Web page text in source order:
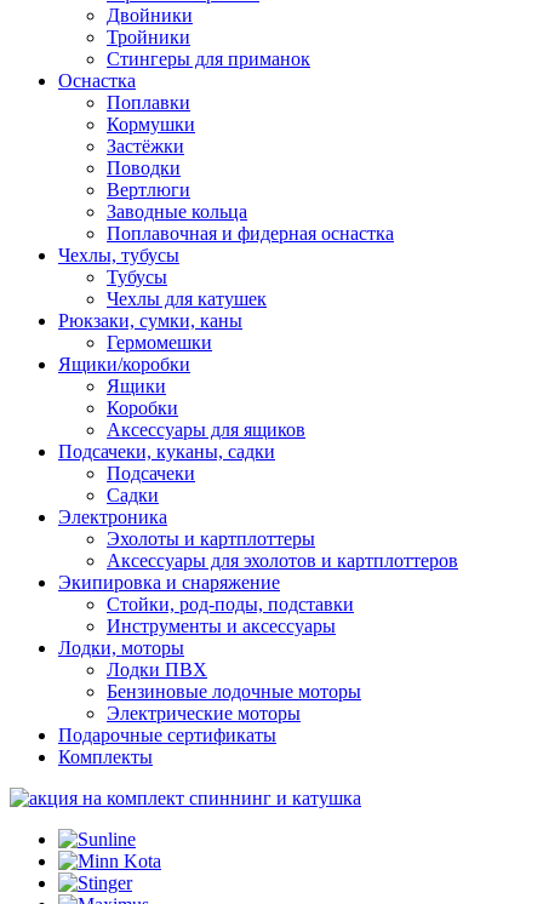
Двойники
Тройники
Стингеры для приманок
Оснастка
Поплавки
Кормушки
Застёжки
Поводки
Вертлюги
Заводные кольца
Поплавочная и фидерная оснастка
Чехлы, тубусы
Тубусы
Чехлы для катушек
Рюкзаки, сумки, каны
Гермомешки
Ящики/коробки
Ящики
Коробки
Аксессуары для ящиков
Подсачеки, куканы, садки
Подсачеки
Садки
Электроника
Эхолоты и картплоттеры
Аксессуары для эхолотов и картплоттеров
Экипировка и снаряжение
Стойки, род-поды, подставки
Инструменты и аксессуары
Лодки, моторы
Лодки ПВХ
Бензиновые лодочные моторы
Электрические моторы
Подарочные сертификаты
Комплекты